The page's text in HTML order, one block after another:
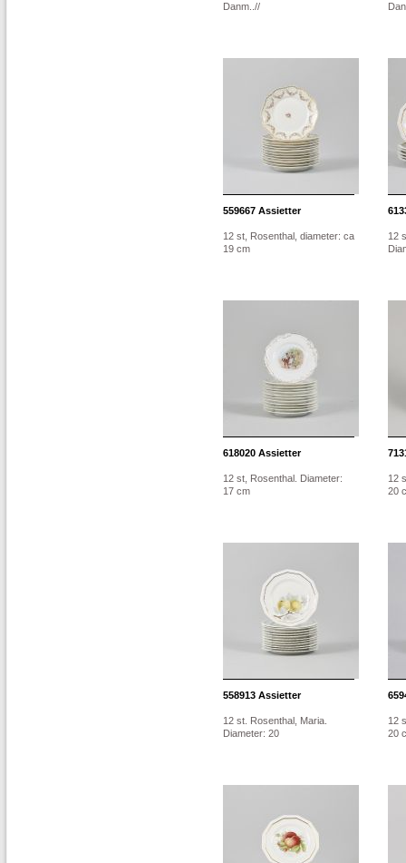
Danm..//
559667 Assietter
12 st, Rosenthal, diameter: ca
19 cm
12
618020 Assietter
12 st, Rosenthal. Diameter:
17 cm
12
20
558913 Assietter
12 st. Rosenthal, Maria.
Diameter: 20
12
20